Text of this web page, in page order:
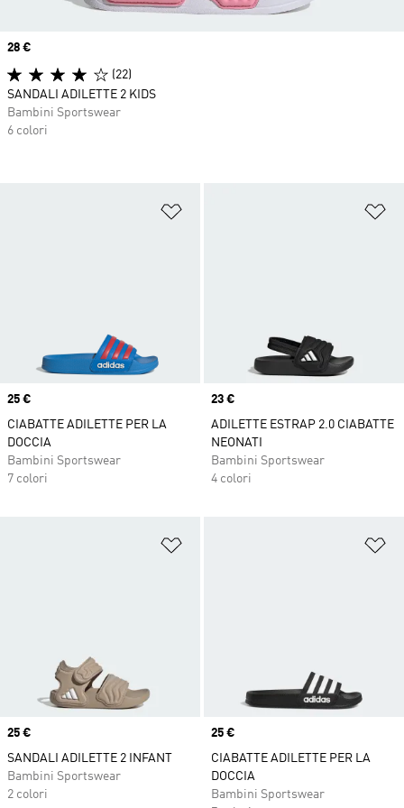
Aggiungi alla lista dei desideri
Price
25 €
CIABATTE ADILETTE PER LA
DOCCIA
Bambini Sportswear
7 colori
Price
23 €
ADILETTE ESTRAP 2.0 CIABATTE
NEONATI
Bambini Sportswear
4 colori
Aggiungi alla lista dei desideri
Price
25 €
SANDALI ADILETTE 2 INFANT
Bambini Sportswear
2 colori
Price
25 €
CIABATTE ADILETTE PER LA
DOCCIA
Bambini Sportswear
Price
28 €
(22)
SANDALI ADILETTE 2 KIDS
Bambini Sportswear
6 colori